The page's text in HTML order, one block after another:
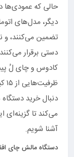
حالی که عمودی‌ها
دیگر، مدل‌های
تضمین می‌کنند، و
دستی برقرار
کادوس و چای لُ
دنبال خرید
می‌کند تا گزینه‌ای
آشنا شویم.
دستگاه مالش چای